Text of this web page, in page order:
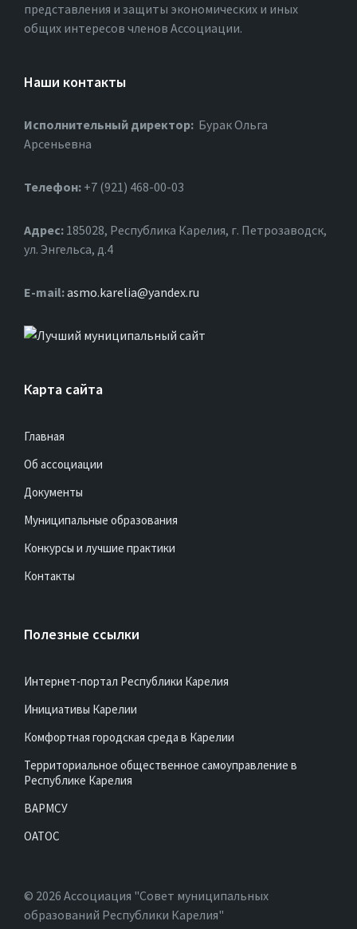
представления и защиты экономических и иных
общих интересов членов Ассоциации.
Наши контакты
Исполнительный директор: Бурак Ольга
Арсеньевна
Телефон: +7 (921) 468-00-03
Адрес: 185028, Республика Карелия, г. Петрозаводск,
ул. Энгельса, д.4
Е-mail:asmo.karelia@yandex.ru
Карта сайта
Главная
Об ассоциации
Документы
Муниципальные образования
Конкурсы и лучшие практики
Контакты
Полезные ссылки
Интернет-портал Республики Карелия
Инициативы Карелии
Комфортная городская среда в Карелии
Территориальное общественное самоуправление в
Республике Карелия
ВАРМСУ
ОАТОС
© 2026 Ассоциация "Совет муниципальных
образований Республики Карелия"